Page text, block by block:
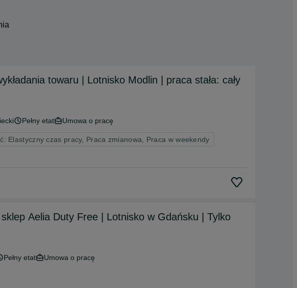
towaru | Lotnisko Modlin | praca stała: cały
Pełny etat Umowa o pracę
Elastyczny czas pracy, Praca zmianowa, Praca w weekendy
Aelia Duty Free | Lotnisko w Gdańsku | Tylko
Pełny etat Umowa o pracę